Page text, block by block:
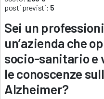
posti previsti: 5
Sei un
un’azienda che
socio-sanitario e
le conoscenze
Alzheimer?